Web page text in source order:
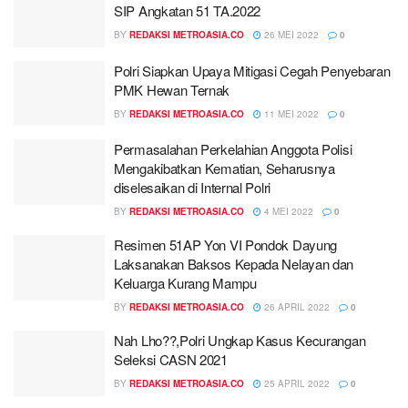
SIP Angkatan 51 TA.2022
BY REDAKSI METROASIA.CO 26 MEI 2022 0
Polri Siapkan Upaya Mitigasi Cegah Penyebaran
PMK Hewan Ternak
BY REDAKSI METROASIA.CO 11 MEI 2022 0
Permasalahan Perkelahian Anggota Polisi
Mengakibatkan Kematian, Seharusnya
diselesaikan di Internal Polri
BY REDAKSI METROASIA.CO 4 MEI 2022 0
Resimen 51AP Yon VI Pondok Dayung
Laksanakan Baksos Kepada Nelayan dan
Keluarga Kurang Mampu
BY REDAKSI METROASIA.CO 26 APRIL 2022 0
Nah Lho??,Polri Ungkap Kasus Kecurangan
Seleksi CASN 2021
BY REDAKSI METROASIA.CO 25 APRIL 2022 0